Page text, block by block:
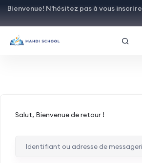
Bienvenue! N'hésitez pas à vous inscrire
Salut, Bienvenue de retour !